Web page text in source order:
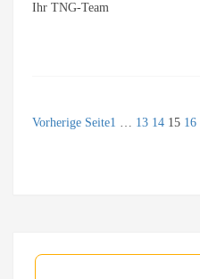
Ihr TNG-Team
Vorherige Seite1 … 13 14 15 16
Suchen